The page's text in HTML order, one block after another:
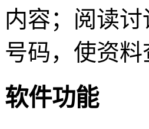
内容；阅读
号码，使资
软件功能